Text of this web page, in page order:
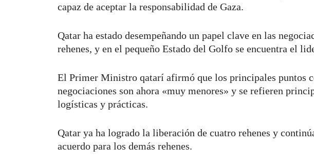
capaz de aceptar la responsabilidad de Gaza.
Qatar ha estado desempeñando un papel clave en las
rehenes, y en el pequeño Estado del Golfo se encuentra el
El Primer Ministro qatarí afirmó que los principales puntos
negociaciones son ahora «muy menores» y se refieren
logísticas y prácticas.
Qatar ya ha logrado la liberación de cuatro rehenes y
acuerdo para los demás rehenes.